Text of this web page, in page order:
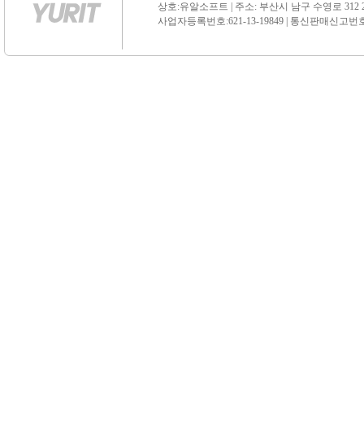
상호:유알소프트 | 주소: 부산시 남구 수영로 312
사업자등록번호:621-13-19849 | 통신판매신고번